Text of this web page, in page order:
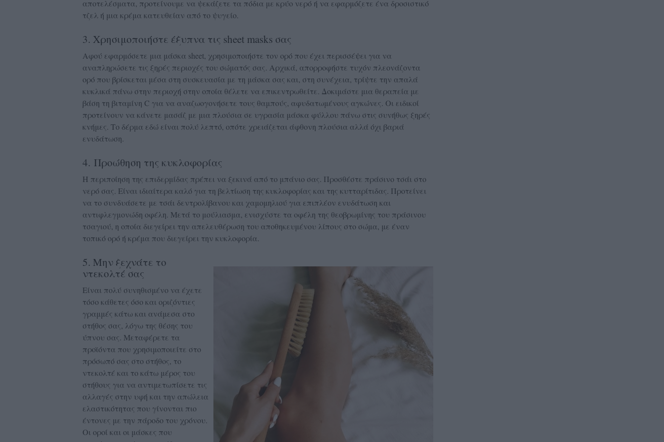
αποτελέσματα, προτείνουμε να ψεκάζετε τα πόδια με κρύο νερό ή να εφαρμόζετε ένα δροσιστικό
τζελ ή μια κρέμα κατευθείαν από το ψυγείο.
3. Χρησιμοποιήστε έξυπνα τις sheet masks σας
Αφού εφαρμόσετε μια μάσκα sheet, χρησιμοποιήστε τον ορό που έχει περισσέψει για να
αναπληρώσετε τις ξηρές περιοχές του σώματός σας. Αρχικά, απορροφήστε τυχόν πλεονάζοντα
ορό που βρίσκεται μέσα στη συσκευασία με τη μάσκα σας και, στη συνέχεια, τρίψτε την απαλά
κυκλικά πάνω στην περιοχή στην οποία θέλετε να επικεντρωθείτε. Δοκιμάστε μια θεραπεία με
βάση τη βιταμίνη C για να αναζωογονήσετε τους θαμπούς, αφυδατωμένους αγκώνες. Οι ειδικοί
προτείνουν να κάνετε μασάζ με μια πλούσια σε υγρασία μάσκα φύλλου πάνω στις συνήθως ξηρές
κνήμες. Το δέρμα εδώ είναι πολύ λεπτό, οπότε χρειάζεται άφθονη πλούσια αλλά όχι βαριά
ενυδάτωση.
4. Προώθηση της κυκλοφορίας
Η περιποίηση της επιδερμίδας πρέπει να ξεκινά από το μπάνιο σας. Προσθέστε πράσινο τσάι στο
νερό σας. Είναι ιδιαίτερα καλό για τη βελτίωση της κυκλοφορίας και της κυτταρίτιδας. Προτείνει
να το συνδυάσετε με τσάι δεντρολίβανου και χαμομηλιού για επιπλέον ενυδάτωση και
αντιφλεγμονώδη οφέλη. Μετά το μούλιασμα, ενισχύστε τα οφέλη της θεοβρωμίνης του πράσινου
τσαγιού, η οποία διεγείρει την απελευθέρωση του αποθηκευμένου λίπους στο σώμα, με έναν
τοπικό ορό ή κρέμα που διεγείρει την κυκλοφορία.
5. Μην ξεχνάτε το
ντεκολτέ σας
Είναι πολύ συνηθισμένο να έχετε
τόσο κάθετες όσο και οριζόντιες
γραμμές κάτω και ανάμεσα στο
στήθος σας, λόγω της θέσης του
ύπνου σας. Μεταφέρετε τα
προϊόντα που χρησιμοποιείτε στο
πρόσωπό σας στο στήθος, το
ντεκολτέ και το κάτω μέρος του
στήθους για να αντιμετωπίσετε τις
αλλαγές στην υφή και την απώλεια
ελαστικότητας που γίνονται πιο
έντονες με την πάροδο του χρόνου.
Οι οροί και οι μάσκες που